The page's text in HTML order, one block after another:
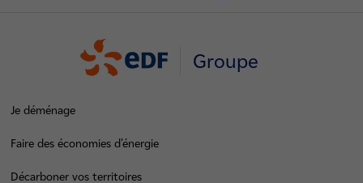
Groupe
Je déménage
Faire des économies d’énergie
Décarboner vos territoires